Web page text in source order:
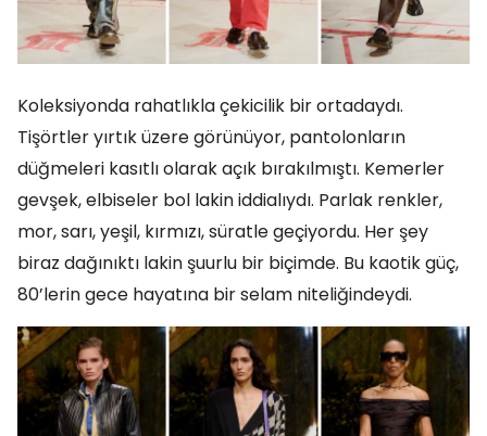
Koleksiyonda rahatlıkla çekicilik bir ortadaydı.
Tişörtler yırtık üzere görünüyor, pantolonların
düğmeleri kasıtlı olarak açık bırakılmıştı. Kemerler
gevşek, elbiseler bol lakin iddialıydı. Parlak renkler,
mor, sarı, yeşil, kırmızı, süratle geçiyordu. Her şey
biraz dağınıktı lakin şuurlu bir biçimde. Bu kaotik güç,
80’lerin gece hayatına bir selam niteliğindeydi.